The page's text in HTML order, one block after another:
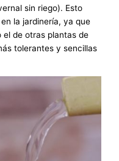
sin riego). Esto
la jardinería, ya que
el de otras plantas de
tolerantes y sencillas